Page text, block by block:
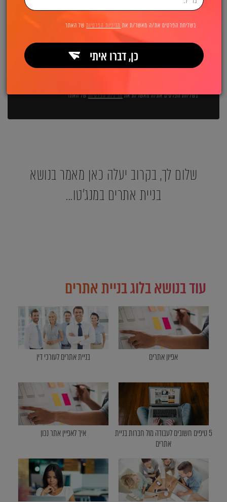
בשליחת הפרטים את/ה מאשר/ת אתמדיניות הפרטיותשל האתר
שלום לך, בקרוב יעלה כאן מאמר בנושא
בניית אתרים במנג'טו...
עוד בנושא בלוג בניית אתרים
אפיון אתרים בניית אתרים לעורכי דין
5 טיפים חשובים לעבודה מול חברות בניית
אתרים
איך לאפיין אתר נכון
בשליחת הפרטים את/ה מאשר/ת את מדיניות הפרטיותשל האתר
כן, דברו איתי